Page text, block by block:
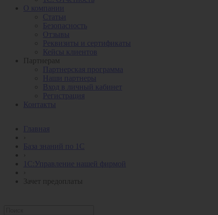
О компании
Статьи
Безопасность
Отзывы
Реквизиты и сертификаты
Кейсы клиентов
Партнерам
Партнерская программа
Наши партнеры
Вход в личный кабинет
Регистрация
Контакты
Главная
›
База знаний по 1С
›
1С:Управление нашей фирмой
›
Зачет предоплаты